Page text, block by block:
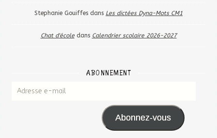
Stephanie Gouiffes dans Les dictées Dyna-Mots CM1
Chat d'écoledans Calendrier scolaire 2026-2027
ABONNEMENT
Abonnez-vous